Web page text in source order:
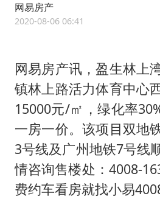
五粮液渠
U17国足1
我国编制
“深圳地
网易房产
2020-08-06 06:41
网易房产讯，盈生林上
镇林上路活力体育中心
15000元/㎡，绿化率
一房一价。该项目双地
3号线及广州地铁7号线
情咨询售楼处：4008-
费约车看房就找小易